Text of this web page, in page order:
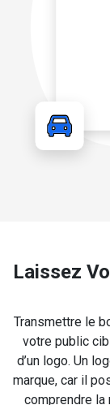
Laissez
Transmettre le
votre public
d’un logo. Un
marque, car il
comprendre